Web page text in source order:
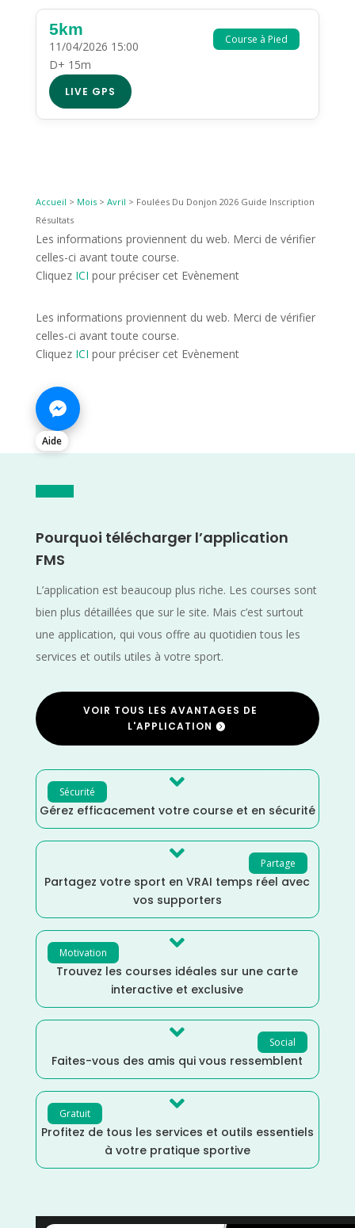
Course à Pied
5km
11/04/2026 15:00
D+ 15m
LIVE GPS
Accueil > Mois> Avril > Foulées Du Donjon 2026 Guide Inscription
Résultats
Les informations proviennent du web. Merci de vérifier
celles-ci avant toute course.
Cliquez ICI pour préciser cet Evènement
Les informations proviennent du web. Merci de vérifier
celles-ci avant toute course.
Cliquez ICI pour préciser cet Evènement
Aide
Pourquoi télécharger l’application
FMS
L’application est beaucoup plus riche. Les courses sont
bien plus détaillées que sur le site. Mais c’est surtout
une application, qui vous offre au quotidien tous les
services et outils utiles à votre sport.
VOIR TOUS LES AVANTAGES DE
L'APPLICATION
Sécurité 
Gérez efficacement votre course et en sécurité
Partage

Partagez votre sport en VRAI temps réel avec
vos supporters
Motivation 
Trouvez les courses idéales sur une carte
interactive et exclusive
Social

Faites-vous des amis qui vous ressemblent
Gratuit 
Profitez de tous les services et outils essentiels
à votre pratique sportive